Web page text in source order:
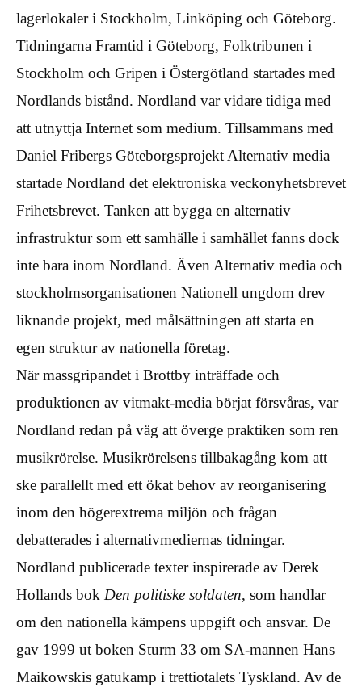
lagerlokaler i Stockholm, Linköping och Göteborg.
Tidningarna Framtid i Göteborg, Folktribunen i
Stockholm och Gripen i Östergötland startades med
Nordlands bistånd. Nordland var vidare tidiga med
att utnyttja Internet som medium. Tillsammans med
Daniel Fribergs Göteborgsprojekt Alternativ media
startade Nordland det elektroniska veckonyhetsbrevet
Frihetsbrevet. Tanken att bygga en alternativ
infrastruktur som ett samhälle i samhället fanns dock
inte bara inom Nordland. Även Alternativ media och
stockholmsorganisationen Nationell ungdom drev
liknande projekt, med målsättningen att starta en
egen struktur av nationella företag.
När massgripandet i Brottby inträffade och
produktionen av vitmakt-media börjat försvåras, var
Nordland redan på väg att överge praktiken som ren
musikrörelse. Musikrörelsens tillbakagång kom att
ske parallellt med ett ökat behov av reorganisering
inom den högerextrema miljön och frågan
debatterades i alternativmediernas tidningar.
Nordland publicerade texter inspirerade av Derek
Hollands bok Den politiske soldaten, som handlar
om den nationella kämpens uppgift och ansvar. De
gav 1999 ut boken Sturm 33 om SA-mannen Hans
Maikowskis gatukamp i trettiotalets Tyskland. Av de